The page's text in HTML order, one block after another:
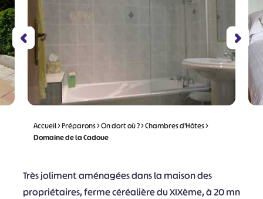
Accueil>Préparons>On dort où ?>Chambres d’Hôtes>
Domaine de la Cadoue
Très joliment aménagées dans la maison des
propriétaires, ferme céréalière du XIXème, à 20 mn